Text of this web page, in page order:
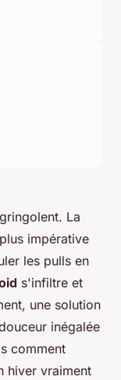
La
impérative
les pulls en
s'infiltre et
une solution
inégalée
comment
hiver vraiment